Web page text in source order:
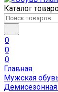
Каталог
0
0
0
Главная
Мужская